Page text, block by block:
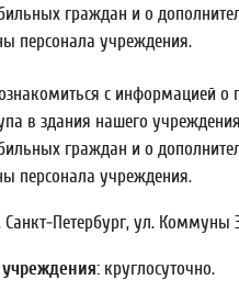
граждан и о
персонала учреждения.
с информацией о
в здания нашего
граждан и о
персонала учреждения.
Санкт-Петербург, ул. Коммуны
круглосуточно.